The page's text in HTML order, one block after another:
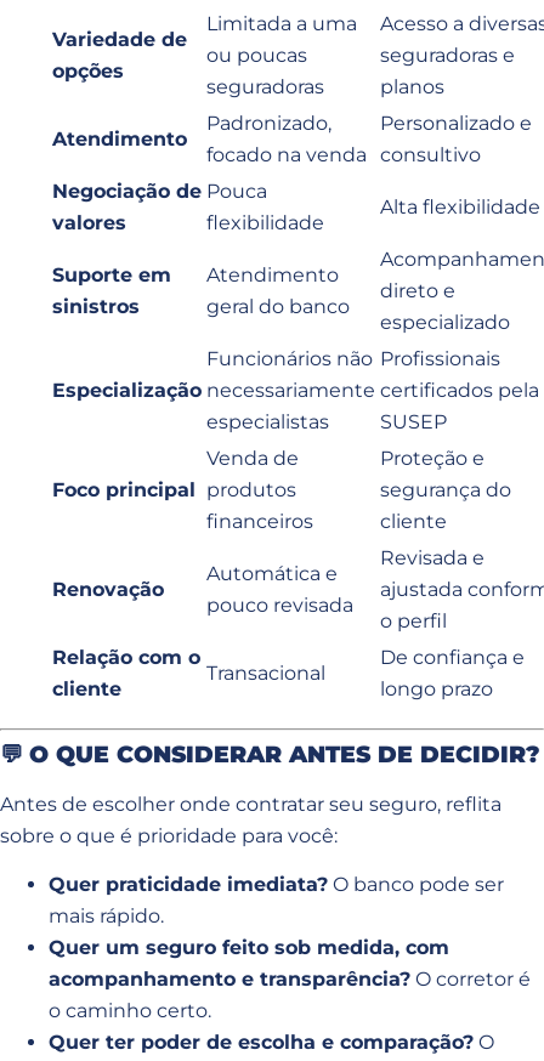
Variedade de
opções
Limitada a uma
ou poucas
seguradoras
Acesso a
seguradoras e
planos
Atendimento
Padronizado,
focado na venda
Personalizado e
consultivo
Negociação de
valores
Pouca
flexibilidade
Alta flexibilidade
Suporte em
sinistros
Atendimento
geral do banco
direto e
especializado
Especialização
Funcionários não
necessariamente
especialistas
Profissionais
certificados pela
SUSEP
Foco principal
Venda de
produtos
financeiros
Proteção e
segurança do
cliente
Renovação
Automática e
pouco revisada
Revisada e
ajustada
o perfil
Relação com o
cliente
Transacional
De confiança e
longo prazo
💬 O QUE CONSIDERAR ANTES DE DECIDIR?
Antes de escolher onde contratar seu seguro, reflita
sobre o que é prioridade para você:
Quer praticidade imediata? O banco pode ser
mais rápido.
Quer um seguro feito sob medida, com
acompanhamento e transparência? O corretor é
o caminho certo.
Quer ter poder de escolha e comparação? O